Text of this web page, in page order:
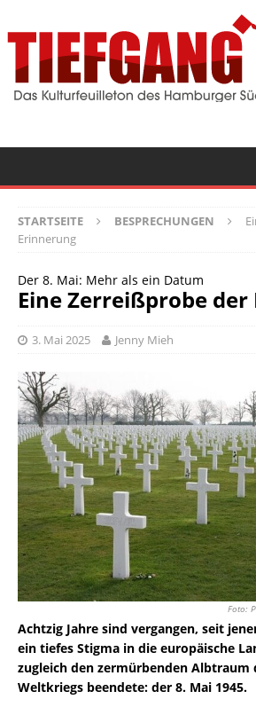
STARTSEITE BESPRECHUNGEN
Erinnerung
Der 8. Mai: Mehr als ein Datum
Eine Zerreißprobe
3. Mai 2025 Jenny Mieh
Foto:
Achtzig Jahre sind vergangen, seit
ein tiefes Stigma in die europäische
zugleich den zermürbenden Albtraum
Weltkriegs beendete: der 8. Mai 1945.